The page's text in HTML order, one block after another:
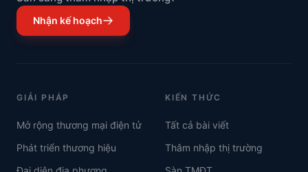
Nhận kế hoạch
GIẢI PHÁP
Mở rộng thương mại điện tử
Phát triển thương hiệu
KIẾN THỨC
Tất cả bài viết
Thâm nhập thị trường